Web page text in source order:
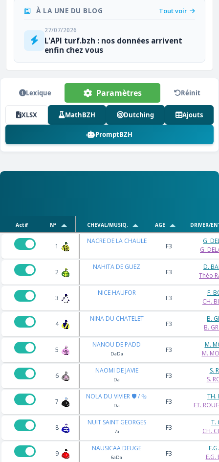
À LA UNE DU BLOG Tout voir
27/07/2026
L'API turf.bzh : nos données arrivent
enfin chez vous
Lexique Paramètres Réinit
XLSX MathBZH Dutching Ajouts
PromptBZH
Actif N° CHEVAL/MUSIQ. AGE DRIVER/
1
NACRE DE LA CHAULE
F3
G.
G.
2
NAHITA DE GUEZ
F3
D.
Théo
3
NICE HAUFOR
F3
F.
CH.
4
NINA DU CHATELET
F3
B.
B.
5
NANOU DE PADD
DaDa F3
M.
M.
6
NAOMI DE JAVIE
Da F3
S.
S.
7
NOLA DU VIVIER 🛡️ / 🔩
Da F3
TH.
ET.
8
NUIT SAINT GEORGES
7a F3
T.
CH.
9
NAUSICAA DEUGE
6aDa F3
E.G.